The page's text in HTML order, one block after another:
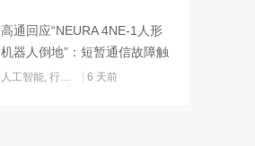
高通回应“NEURA 4NE-1人形
机器人倒地”：短暂通信故障触
发关机
人工智能 行业动态 6 天前